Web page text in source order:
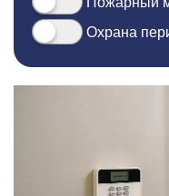
Охрана